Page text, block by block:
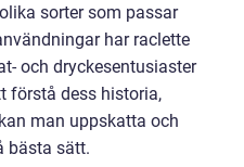
sorter som passar
har raclette
och dryckesentusiaster
förstå dess historia,
man uppskatta och
bästa sätt.